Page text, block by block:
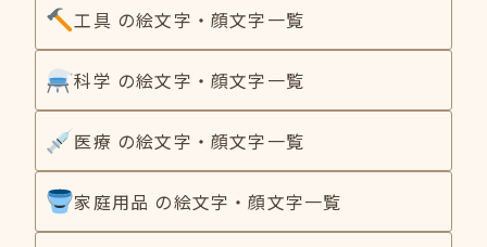
工具 の絵文字・顔文字一覧
科学 の絵文字・顔文字一覧
医療 の絵文字・顔文字一覧
家庭用品 の絵文字・顔文字一覧